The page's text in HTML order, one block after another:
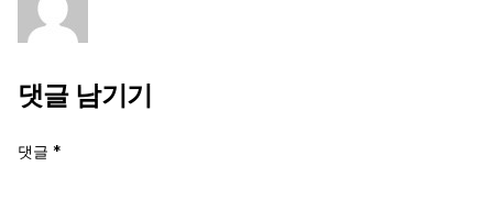
댓글 남기기
댓글 *